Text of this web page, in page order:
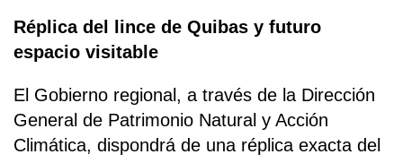
Réplica del lince de Quibas y futuro
espacio visitable
El Gobierno regional, a través de la Dirección
General de Patrimonio Natural y Acción
Climática, dispondrá de una réplica exacta del